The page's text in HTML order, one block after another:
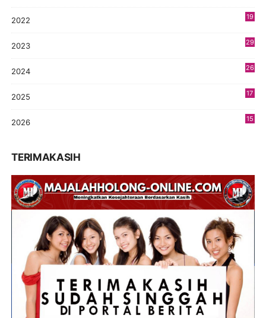
2022
19
2023
29
2024
26
2025
17
2026
15
TERIMAKASIH